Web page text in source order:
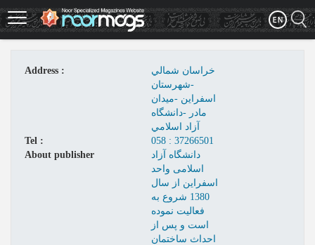
Skip
to
main
Address :
خراسان شمالي
-شهرستان
اسفراين -ميدان
مادر -دانشگاه
آزاد اسلامي
Tel :
058 : 37266501
About publisher
دانشگاه آزاد
اسلامی واحد
اسفراین از سال
1380 شروع به
فعالیت نموده
است و پس از
احداث ساختمان